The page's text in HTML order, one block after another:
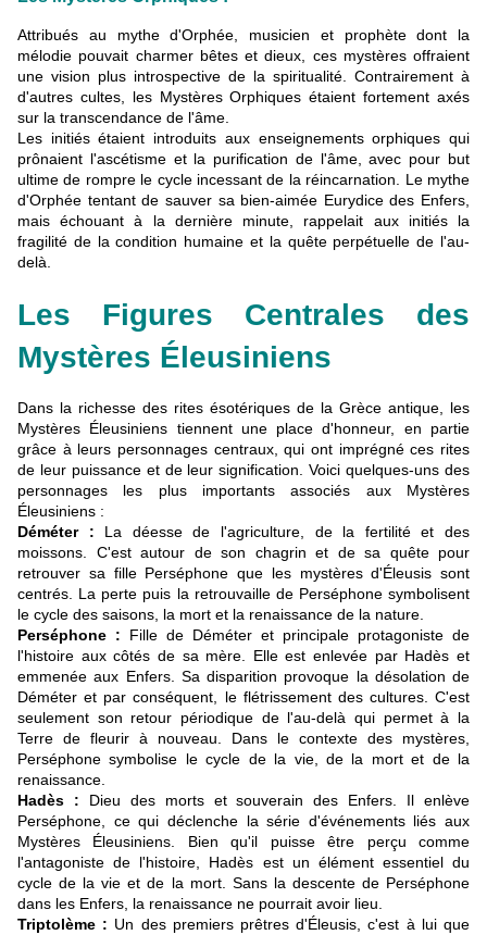
Attribués au mythe d'Orphée, musicien et prophète dont la
mélodie pouvait charmer bêtes et dieux, ces mystères offraient
une vision plus introspective de la spiritualité. Contrairement à
d'autres cultes, les Mystères Orphiques étaient fortement axés
sur la transcendance de l'âme.
Les initiés étaient introduits aux enseignements orphiques qui
prônaient l'ascétisme et la purification de l'âme, avec pour but
ultime de rompre le cycle incessant de la réincarnation. Le mythe
d'Orphée tentant de sauver sa bien-aimée Eurydice des Enfers,
mais échouant à la dernière minute, rappelait aux initiés la
fragilité de la condition humaine et la quête perpétuelle de l'au-
delà.
Les Figures Centrales des
Mystères Éleusiniens
Dans la richesse des rites ésotériques de la Grèce antique, les
Mystères Éleusiniens tiennent une place d'honneur, en partie
grâce à leurs personnages centraux, qui ont imprégné ces rites
de leur puissance et de leur signification. Voici quelques-uns des
personnages les plus importants associés aux Mystères
Éleusiniens :
Déméter : La déesse de l'agriculture, de la fertilité et des
moissons. C'est autour de son chagrin et de sa quête pour
retrouver sa fille Perséphone que les mystères d'Éleusis sont
centrés. La perte puis la retrouvaille de Perséphone symbolisent
le cycle des saisons, la mort et la renaissance de la nature.
Perséphone : Fille de Déméter et principale protagoniste de
l'histoire aux côtés de sa mère. Elle est enlevée par Hadès et
emmenée aux Enfers. Sa disparition provoque la désolation de
Déméter et par conséquent, le flétrissement des cultures. C'est
seulement son retour périodique de l'au-delà qui permet à la
Terre de fleurir à nouveau. Dans le contexte des mystères,
Perséphone symbolise le cycle de la vie, de la mort et de la
renaissance.
Hadès : Dieu des morts et souverain des Enfers. Il enlève
Perséphone, ce qui déclenche la série d'événements liés aux
Mystères Éleusiniens. Bien qu'il puisse être perçu comme
l'antagoniste de l'histoire, Hadès est un élément essentiel du
cycle de la vie et de la mort. Sans la descente de Perséphone
dans les Enfers, la renaissance ne pourrait avoir lieu.
Triptolème : Un des premiers prêtres d'Éleusis, c'est à lui que